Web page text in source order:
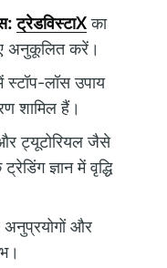
ट्रेडविस्टाXका
अनुकूलित करें।
स्टॉप-लॉस उपाय
शामिल हैं।
ट्यूटोरियल जैसे
ज्ञान में वृद्धि
और